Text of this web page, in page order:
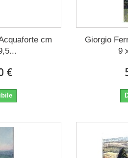
cm
€
Giorgio
9